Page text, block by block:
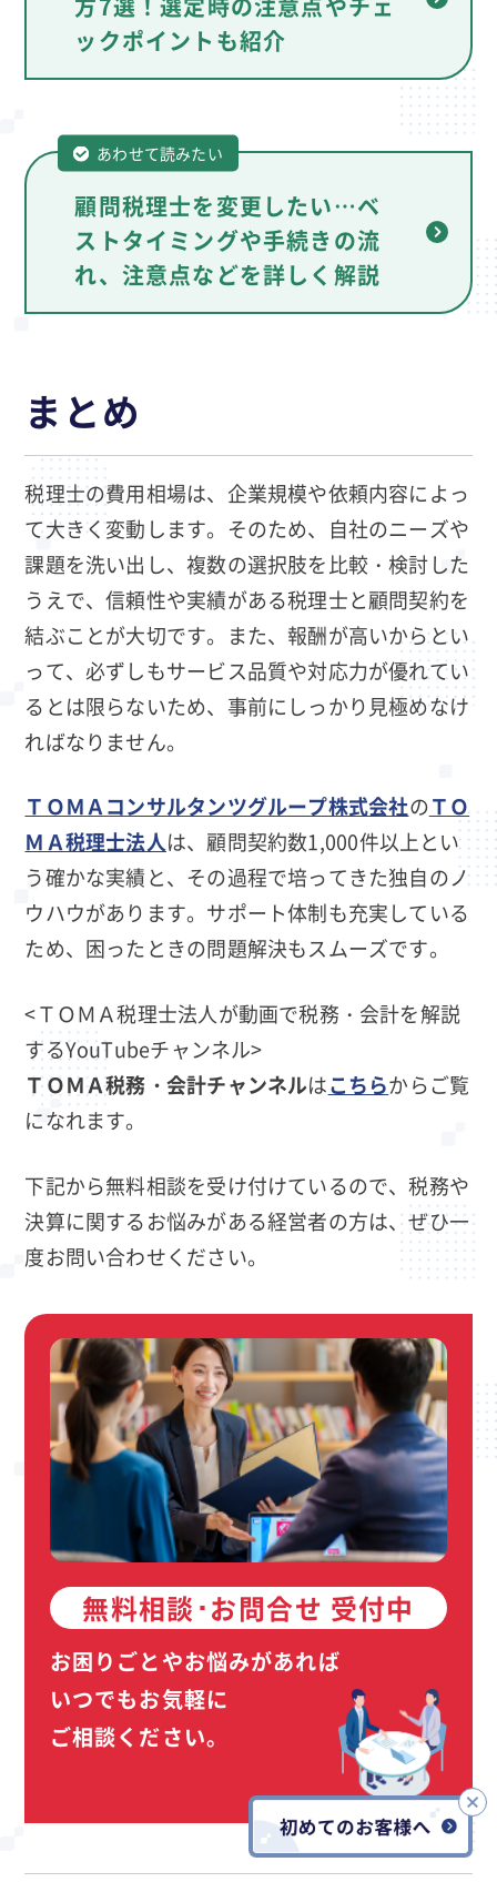
方7選！選定時の注意点やチェ
ックポイントも紹介
あわせて読みたい
顧問税理士を変更したい…ベ
ストタイミングや手続きの流
れ、注意点などを詳しく解説
まとめ
税理士の費用相場は、企業規模や依頼内容によっ
て大きく変動します。そのため、自社のニーズや
課題を洗い出し、複数の選択肢を比較・検討した
うえで、信頼性や実績がある税理士と顧問契約を
結ぶことが大切です。また、報酬が高いからとい
って、必ずしもサービス品質や対応力が優れてい
るとは限らないため、事前にしっかり見極めなけ
ればなりません。
ＴＯＭＡコンサルタンツグループ株式会社のＴＯ
ＭＡ税理士法人は、顧問契約数1,000件以上とい
う確かな実績と、その過程で培ってきた独自のノ
ウハウがあります。サポート体制も充実している
ため、困ったときの問題解決もスムーズです。
<ＴＯＭＡ税理士法人が動画で税務・会計を解説
するYouTubeチャンネル>
ＴＯＭＡ税務・会計チャンネルはこちらからご覧
になれます。
下記から無料相談を受け付けているので、税務や
決算に関するお悩みがある経営者の方は、ぜひ一
度お問い合わせください。
無料相談･お問合せ 受付中
お困りごとやお悩みがあれば
いつでもお気軽に
ご相談ください。